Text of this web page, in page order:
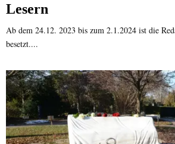
Lesern
Ab dem 24.12. 2023 bis zum 2.1.2024 ist die
besetzt....